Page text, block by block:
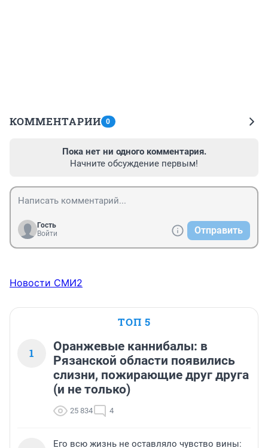
КОММЕНТАРИИ 0
Пока нет ни одного комментария.
Начните обсуждение первым!
Гость
Войти
Отправить
Новости СМИ2
ТОП 5
1
Оранжевые каннибалы: в
Рязанской области появились
слизни, пожирающие друг друга
(и не только)
25 834 4
Его всю жизнь не оставляло чувство вины: